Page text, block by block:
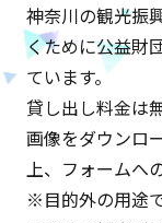
神奈川の観光振
くために公益財
ています。
貸し出し料金は
画像をダウンロ
上、フォームへ
※目的外の用途